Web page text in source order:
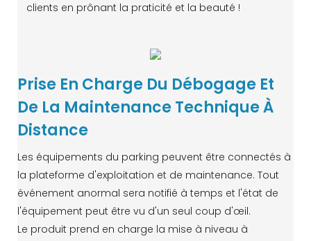
clients en prônant la praticité et la beauté !
Prise En Charge Du Débogage Et
De La Maintenance Technique À
Distance
Les équipements du parking peuvent être connectés à
la plateforme d'exploitation et de maintenance. Tout
événement anormal sera notifié à temps et l'état de
l'équipement peut être vu d'un seul coup d'œil.
Le produit prend en charge la mise à niveau à